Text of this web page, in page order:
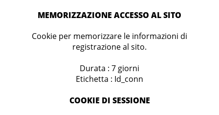
MEMORIZZAZIONE ACCESSO AL SITO
Cookie per memorizzare le informazioni di
registrazione al sito.
Durata : 7 giorni
Etichetta : Id_conn
COOKIE DI SESSIONE